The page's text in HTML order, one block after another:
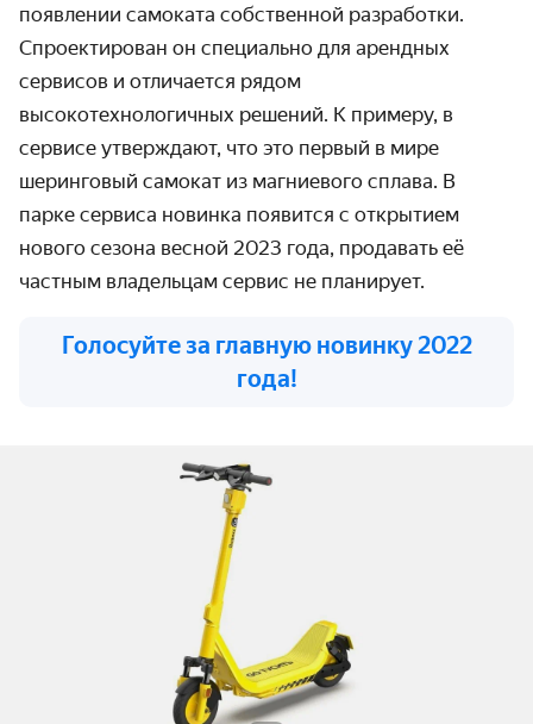
появлении самоката собственной разработки.
Спроектирован он специально для арендных
сервисов и отличается рядом
высокотехнологичных решений. К примеру, в
сервисе утверждают, что это первый в мире
шеринговый самокат из магниевого сплава. В
парке сервиса новинка появится с открытием
нового сезона весной 2023 года, продавать её
частным владельцам сервис не планирует.
Голосуйте за главную новинку 2022
года!